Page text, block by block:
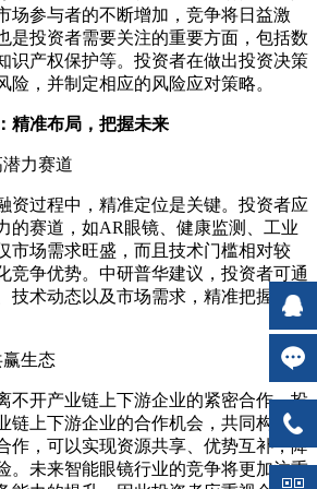
场参与者的不断增加，竞争将日益激
是投资者需要关注的重要方面，包括数
识产权保护等。投资者在做出投资决策
险，并制定相应的风险应对策略。
精准布局，把握未来
力赛道
资过程中，精准定位是关键。投资者应
的赛道，如AR眼镜、健康监测、工业
市场需求旺盛，而且技术门槛相对较
竞争优势。中研普华建议，投资者可通
技术动态以及市场需求，精准把握投资
赢生态
不开产业链上下游企业的紧密合作。投
链上下游企业的合作机会，共同构建共
作，可以实现资源共享、优势互补，降
。未来智能眼镜行业的竞争将更加注重